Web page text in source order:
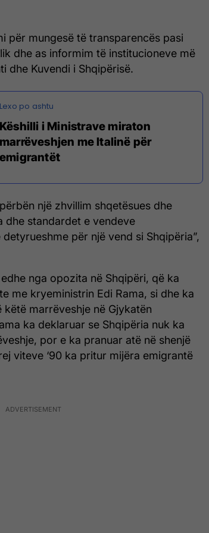
për mungesë të transparencës pasi
dhe as informim të institucioneve më
dhe Kuvendi i Shqipërisë.
Këshilli i Ministrave miraton
marrëveshjen me Italinë për
emigrantët
një zhvillim shqetësues dhe
dhe standardet e vendeve
për një vend si Shqipëria”,
nga opozita në Shqipëri, që ka
me kryeministrin Edi Rama, si dhe ka
marrëveshje në Gjykatën
ka deklaruar se Shqipëria nuk ka
por e ka pranuar atë në shenjë
viteve ‘90 ka pritur mijëra emigrantë